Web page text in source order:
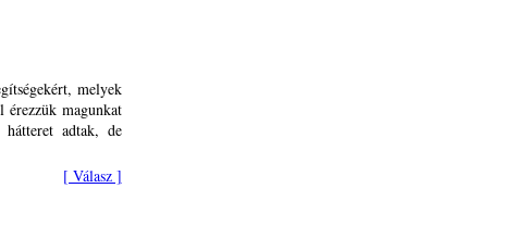
melyek
magunkat
adtak, de
[ Válasz ]